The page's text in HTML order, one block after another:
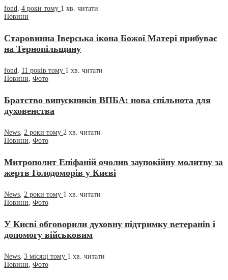
fond, 4 роки тому 1 хв. читати
Новини
Старовинна Іверська ікона Божої Матері прибуває
на Тернопільщину
fond, 11 років тому 1 хв. читати
Новини, Фото
Братство випускників ВПБА: нова спільнота для
духовенства
News, 2 роки тому 2 хв. читати
Новини, Фото
Митрополит Епіфаній очолив заупокійну молитву за
жертв Голодоморів у Києві
News 2 роки тому 1 хв. читати
Новини Фото
У Києві обговорили духовну підтримку ветеранів і
допомогу військовим
News 3 місяці тому 1 хв. читати
Новини Фото